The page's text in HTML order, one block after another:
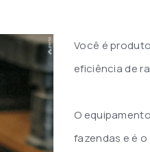
Você é
eficiência de
O
fazendas e é